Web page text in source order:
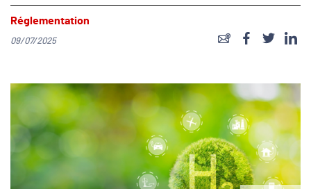
Réglementation
09/07/2025